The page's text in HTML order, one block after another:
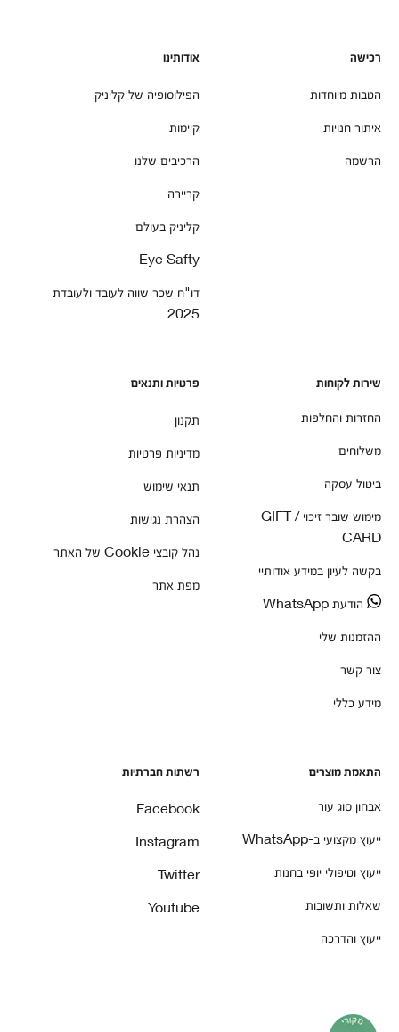
רכישה
הטבות מיוחדות
איתור חנויות
הרשמה
אודותינו
הפילוסופיה של קליניק
קיימות
הרכיבים שלנו
קריירה
קליניק בעולם
Eye Safty
דו"ח שכר שווה לעובד ולעובדת
2025
שירות לקוחות
החזרות והחלפות
משלוחים
ביטול עסקה
מימוש שובר זיכוי / GIFT
CARD
בקשה לעיון במידע אודותיי
הודעת WhatsApp
ההזמנות שלי
צור קשר
מידע כללי
פרטיות ותנאים
תקנון
מדיניות פרטיות
תנאי שימוש
הצהרת נגישות
נהל קובצי Cookie של האתר
מפת אתר
התאמת מוצרים
אבחון סוג עור
ייעוץ מקצועי ב-WhatsApp
ייעוץ וטיפולי יופי בחנות
שאלות ותשובות
ייעוץ והדרכה
רשתות חברתיות
Facebook
Instagram
Twitter
Youtube